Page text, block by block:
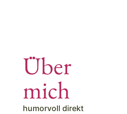
Über
mich
humorvoll direkt